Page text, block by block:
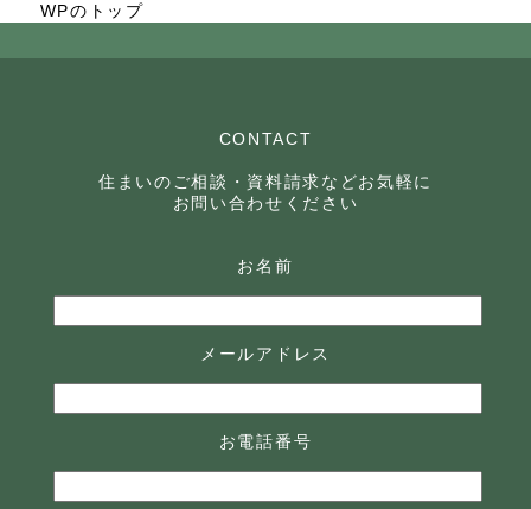
WPのトップ
CONTACT
住まいのご相談・資料請求などお気軽に
お問い合わせください
お名前
メールアドレス
お電話番号